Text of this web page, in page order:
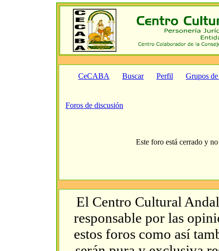
CeCABA Buscar Perfil Grupos
Foros de discusión
Este foro está cerrado y
El Centro Cultural
responsable por las
estos foros como así